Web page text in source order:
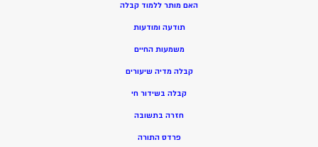
האם מותר ללמוד קבלה
תודעה ומודעות
משמעות החיים
קבלה מדיה שיעורים
קבלה בשידור חי
חזרה בתשובה
פרדס התורה